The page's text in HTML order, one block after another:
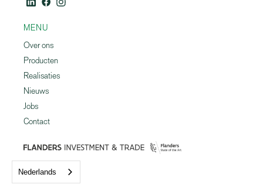
MENU
Over ons
Producten
Realisaties
Nieuws
Jobs
Contact
Nederlands